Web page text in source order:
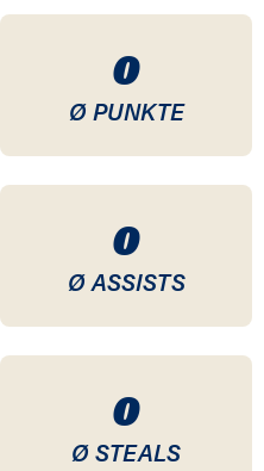
0
Ø PUNKTE
0
Ø ASSISTS
0
Ø STEALS